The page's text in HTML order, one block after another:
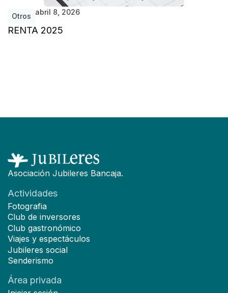
Otros abril 8, 2026
RENTA 2025
Asociación Jubileres Bancaja.
Actividades
Fotografia
Club de inversores
Club gastronómico
Viajes y espectáculos
Jubileres social
Senderismo
Área privada